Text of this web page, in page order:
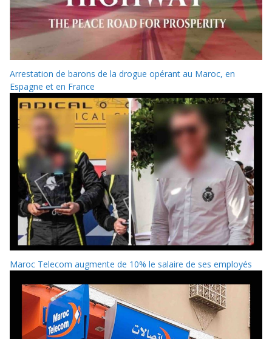
Arrestation de barons de la drogue opérant au Maroc, en
Espagne et en France
Maroc Telecom augmente de 10% le salaire de ses employés